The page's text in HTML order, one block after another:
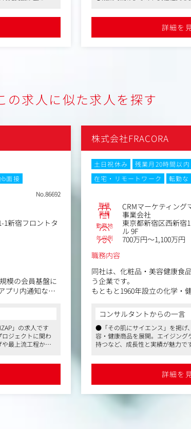
ド、ターゲティ
の交渉、商談
・Instagram・X
性は少ないです
視聴者の反応に柔軟に対応し
組立てをするため、アナウン
断、裁量が多い仕事になりま
相談する場合がございます）
詳細を
の求人に似た求人を探す
面接
No.86692
1新宿フロントタ
模の会員基盤に
プリ内通知など
アップセルの促
を、施策の企画
くポジションで
ならではの、O
」の求人です
ジェクトに関わ
最上流工程から
株式会社FRACORA
土日祝休み
残業月20時間以内
在宅・リモートワーク
転勤な
職種 CRMマーケティング
業種 事業会社
勤務地
東京都新宿区西新宿
ル 9F
年収例
700万円～1,100万円
職務内容
同社は、化粧品・美容健康食
う企業です。
もともと1960年設立の化学・
プラセンタ・コラーゲン・ア
材を用いたスキンケア・サプ
通信販売・EC・店舗販売で
今回募集するのは、顧客一人
実現するCRMマーケティン
具体的には、新規顧客の獲得
までを一気通貫で設計し、顧
をリードしていただきます。
コンサルタントからの一言
●「その肌にサイエンス」を掲げ
容・健康商品を展開。エイジング
持つなど、成長性と実績が魅力で
ら実行まで幅広く担当。裁量権
るやりがいのあるポジションです
●フレックスタイム制やリモート
詳細を